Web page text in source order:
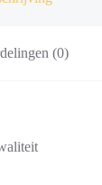
(0)